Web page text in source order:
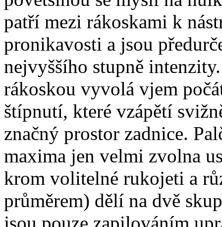
patří mezi rákoskami k
pronikavosti a jsou
nejvyššího stupně
rákoskou vyvolá vjem
štípnutí, které vzápětí
značný prostor zadnice.
maxima jen velmi zvolna
krom volitelné rukojeti a
průměrem) dělí na dvě
jsou pouze zapilováním